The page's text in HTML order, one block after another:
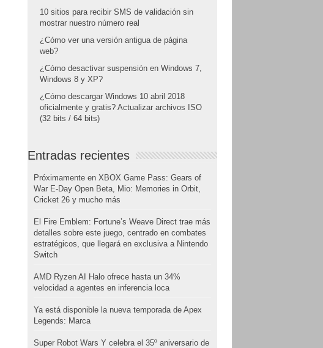
10 sitios para recibir SMS de validación sin
mostrar nuestro número real
¿Cómo ver una versión antigua de página
web?
¿Cómo desactivar suspensión en Windows 7,
Windows 8 y XP?
¿Cómo descargar Windows 10 abril 2018
oficialmente y gratis? Actualizar archivos ISO
(32 bits / 64 bits)
Entradas recientes
Próximamente en XBOX Game Pass: Gears of
War E-Day Open Beta, Mio: Memories in Orbit,
Cricket 26 y mucho más
El Fire Emblem: Fortune’s Weave Direct trae más
detalles sobre este juego, centrado en combates
estratégicos, que llegará en exclusiva a Nintendo
Switch
AMD Ryzen AI Halo ofrece hasta un 34%
velocidad a agentes en inferencia loca
Ya está disponible la nueva temporada de Apex
Legends: Marca
Super Robot Wars Y celebra el 35º aniversario de